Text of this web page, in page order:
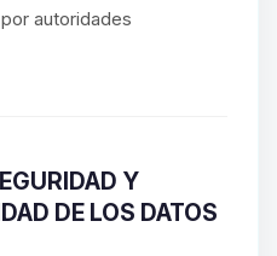
autoridades
Y
DE LOS DATOS